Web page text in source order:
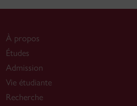
À propos
Études
Admission
Vie étudiante
Recherche